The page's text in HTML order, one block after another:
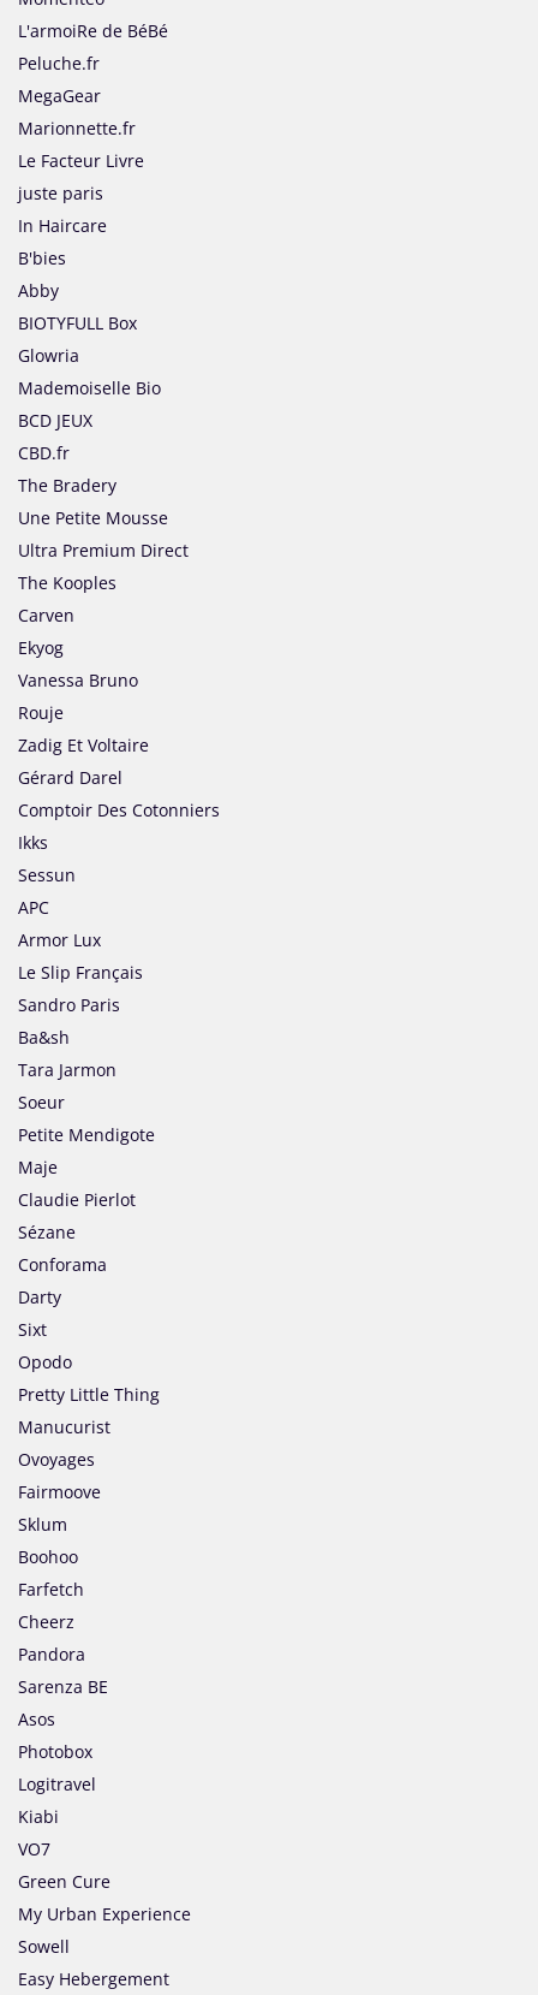
L'armoiRe de BéBé
Peluche.fr
MegaGear
Marionnette.fr
Le Facteur Livre
juste paris
In Haircare
B'bies
Abby
BIOTYFULL Box
Glowria
Mademoiselle Bio
BCD JEUX
CBD.fr
The Bradery
Une Petite Mousse
Ultra Premium Direct
The Kooples
Carven
Ekyog
Vanessa Bruno
Rouje
Zadig Et Voltaire
Gérard Darel
Comptoir Des Cotonniers
Ikks
Sessun
APC
Armor Lux
Le Slip Français
Sandro Paris
Ba&sh
Tara Jarmon
Soeur
Petite Mendigote
Maje
Claudie Pierlot
Sézane
Conforama
Darty
Sixt
Opodo
Pretty Little Thing
Manucurist
Ovoyages
Fairmoove
Sklum
Boohoo
Farfetch
Cheerz
Pandora
Sarenza BE
Asos
Photobox
Logitravel
Kiabi
VO7
Green Cure
My Urban Experience
Sowell
Easy Hebergement